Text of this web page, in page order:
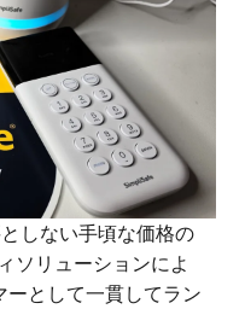
しない手頃な価格の
ソリューションによ
ーとして一貫してラン